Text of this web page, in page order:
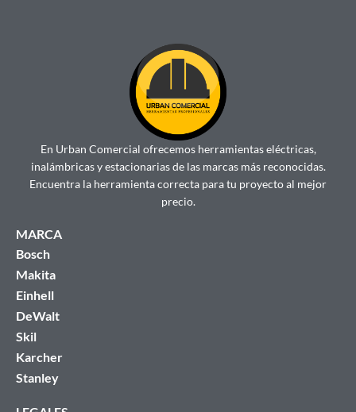
En Urban Comercial ofrecemos herramientas eléctricas,
inalámbricas y estacionarias de las marcas más reconocidas.
Encuentra la herramienta correcta para tu proyecto al mejor
precio.
MARCA
Bosch
Makita
Einhell
DeWalt
Skil
Karcher
Stanley